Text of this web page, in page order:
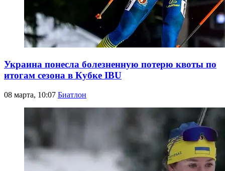
Украина понесла болезненную потерю квоты по
итогам сезона в Кубке IBU
08 марта, 10:07 Биатлон